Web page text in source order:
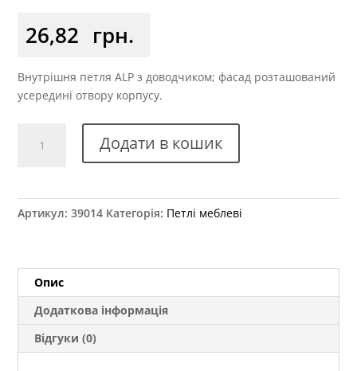
26,82 грн.
Внутрішня петля ALP з доводчиком; фасад розташований
усередині отвору корпусу.
меблева
ALP
Додати в кошик
Артикул:39014 Категорія: Петлі меблеві
Опис
Додаткова інформація
Відгуки (0)